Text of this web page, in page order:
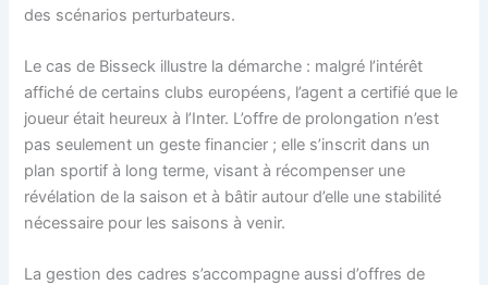
des scénarios perturbateurs.
Le cas de Bisseck illustre la démarche : malgré l’intérêt
affiché de certains clubs européens, l’agent a certifié que le
joueur était heureux à l’Inter. L’offre de prolongation n’est
pas seulement un geste financier ; elle s’inscrit dans un
plan sportif à long terme, visant à récompenser une
révélation de la saison et à bâtir autour d’elle une stabilité
nécessaire pour les saisons à venir.
La gestion des cadres s’accompagne aussi d’offres de